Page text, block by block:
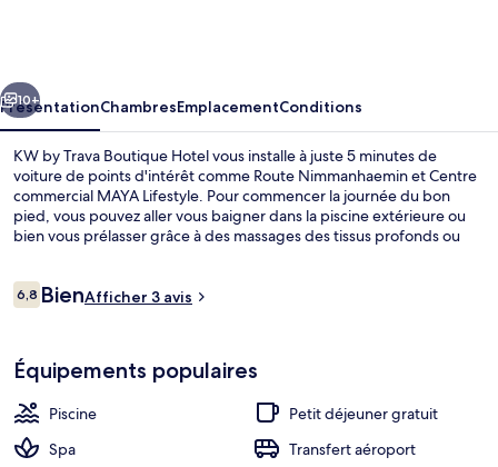
Hotel
Suivant
10+
PrésentationChambresEmplacementConditions
KW by Trava Boutique Hotel vous installe à juste 5 minutes de
voiture de points d'intérêt comme Route Nimmanhaemin et Centre
commercial MAYA Lifestyle. Pour commencer la journée du bon
pied, vous pouvez aller vous baigner dans la piscine extérieure ou
bien vous prélasser grâce à des massages des tissus profonds ou
Avis
voyageurs
6,86,8 sur 10
BienAfficher 3 avis
Équipements populaires
Piscine
Petit déjeuner gratuit
Spa
Transfert aéroport